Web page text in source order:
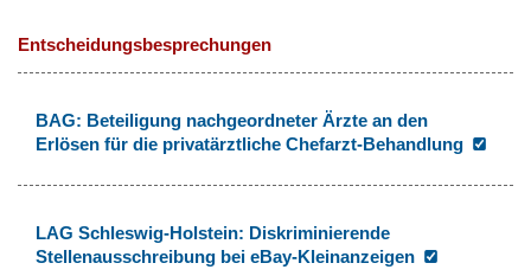
Entscheidungsbesprechungen
BAG: Beteiligung nachgeordneter Ärzte an den
Erlösen für die privatärztliche Chefarzt-Behandlung
LAG Schleswig-Holstein: Diskriminierende
Stellenausschreibung bei eBay-Kleinanzeigen